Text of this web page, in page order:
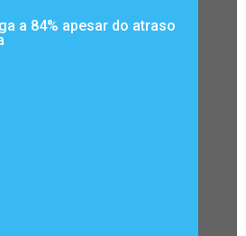
a 84% apesar do atraso